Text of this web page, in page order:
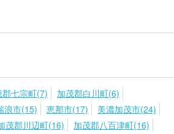
郡七宗町(7)
加茂郡白川町(6)
浪市(15) 恵那市(17)
美濃加茂市(24)
茂郡川辺町(16)
加茂郡八百津町(16)